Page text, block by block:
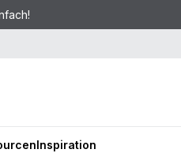
Inspiration